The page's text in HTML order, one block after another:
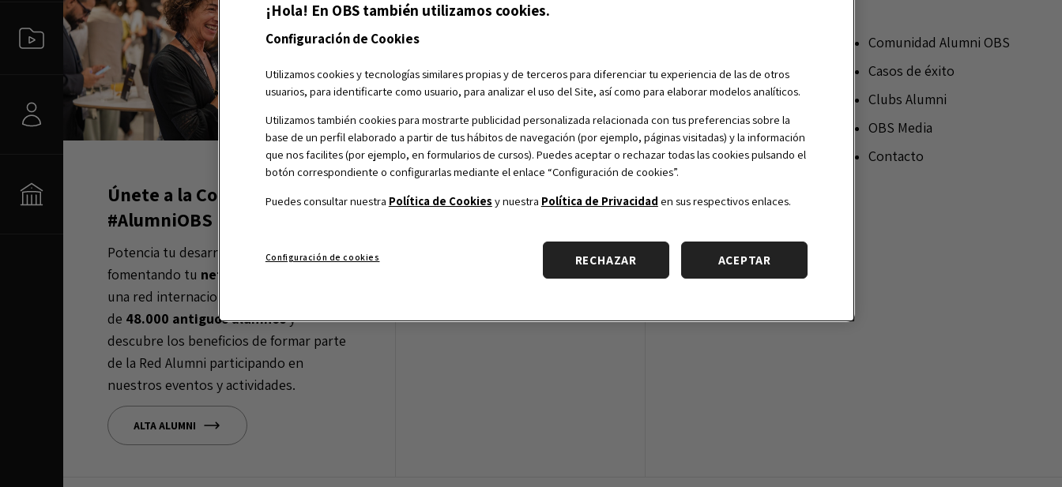
Únete a la Comunidad
#AlumniOBS
Potencia tu desarrollo profesional
fomentando tu networking
una red internacional formada por más
de 48.000 antiguos alumnosy
descubre los beneficios de formar parte
de la Red Alumni participando en
nuestros eventos y actividades.
ALTA ALUMNI
Partners académicos
OBS Alumni Awards
Networking
Lifelong Learning
Sigue tu formación en
Comunidad Alumni OBS
Casos de éxito
Clubs Alumni
OBS Media
Contacto
¡Hola! En OBS también utilizamos cookies.
Configuración de Cookies
Utilizamos cookies y tecnologías similares propias y de terceros para diferenciar tu experiencia de las de otros
usuarios, para identificarte como usuario, para analizar el uso del Site, así como para elaborar modelos analíticos.
Utilizamos también cookies para mostrarte publicidad personalizada relacionada con tus preferencias sobre la
base de un perfil elaborado a partir de tus hábitos de navegación (por ejemplo, páginas visitadas) y la información
que nos facilites (por ejemplo, en formularios de cursos). Puedes aceptar o rechazar todas las cookies pulsando el
botón correspondiente o configurarlas mediante el enlace “Configuración de cookies”.
Puedes consultar nuestra Política de Cookies y nuestra Política de Privacidad en sus respectivos enlaces.
Configuración de cookies RECHAZAR ACEPTAR